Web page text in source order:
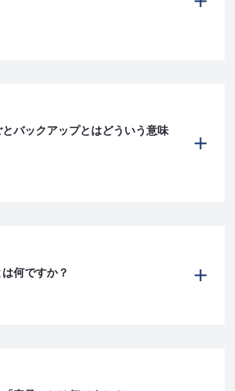
バックアップとはどういう意味
何ですか？